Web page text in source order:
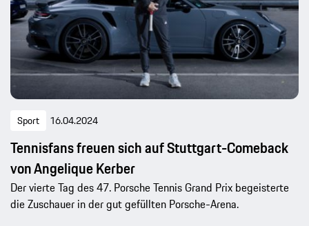
Sport 16.04.2024
Tennisfans freuen sich auf Stuttgart-Comeback
von Angelique Kerber
Der vierte Tag des 47. Porsche Tennis Grand Prix begeisterte
die Zuschauer in der gut gefüllten Porsche-Arena.